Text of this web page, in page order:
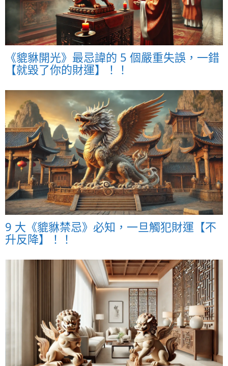
《貔貅開光》最忌諱的 5 個嚴重失誤，一錯
【就毀了你的財運】！！
9 大《貔貅禁忌》必知，一旦觸犯財運【不
升反降】！！